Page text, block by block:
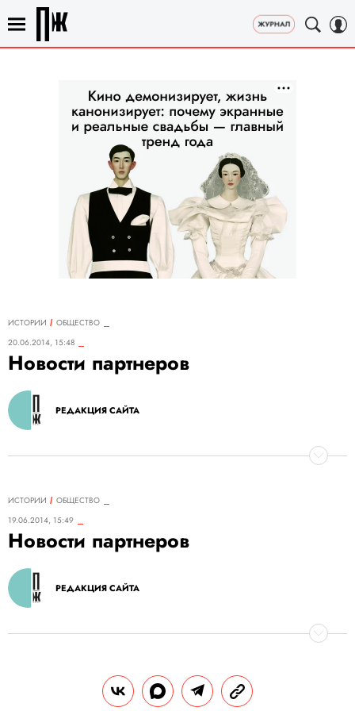
ИСТОРИИ
ОБЩЕСТВО
20.06.2014, 15:48
Новости партнеров
РЕДАКЦИЯ САЙТА
ИСТОРИИ
ОБЩЕСТВО
19.06.2014, 15:49
Новости партнеров
РЕДАКЦИЯ САЙТА